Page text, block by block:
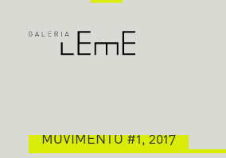
MOVIMENTO #1, 2017